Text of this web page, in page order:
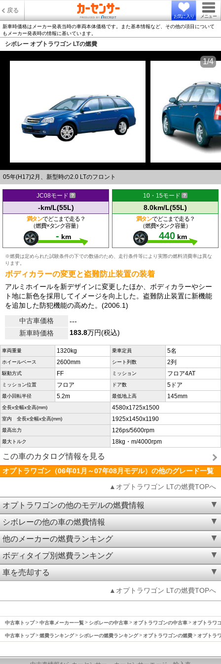
戻る
お気に入り メニュー
新車時価格はメーカー発表当時の車両本体価格です。また基本情報など、その他の項目について
もメーカー発表時の情報に基いています。
シボレー オプトラワゴン LTの燃費
05年(H17)2月、新型時の2.0 LTのフロント
1/4
JC08モード
-km/L(55L)
満タンでどこまで走る？
（燃費×タンク容量）
- km
10・15モード
8.0km/L(55L)
満タンでどこまで走る？
（燃費×タンク容量）
440 km
※燃費は定められた試験条件の下での数値のため、走行条件等により実際の燃料消費率は異な
ります。
ボディカラーの変更と盗難防止装置の装着
アルミホイールを新デザインに変更したほか、ボディカラーやシー
ト地に新色を採用してイメージを向上した。盗難防止装置に新機能
を追加した防犯機能の高めた。(2006.1)
中古車価格
---
新車時価格
183.8万円(税込)
車両重量 1320kg 乗車定員 5名
ホイールベース 2600mm シート列数 2列
駆動方式 FF ミッション フロア4AT
ミッション位置 フロア ドア数 5ドア
最小回転半径 5.2m 最低地上高 145mm
全長x全幅x全高(mm) 4580x1725x1500
室内 全長x全幅x全高(mm) 1925x1450x1190
最高出力 126ps/5600rpm
最大トルク 18kg・m/4000rpm
この車のカタログ情報を見る
オプトラワゴン（06年01月～07年08月モデル）の他のグレード一覧
▲オプトラワゴン LTの燃費TOPへ
オプトラワゴンの他のモデルの燃費情報
シボレーの他の車の燃費情報
他のメーカーの燃費ランキング
ボディタイプ別燃費ランキング
車を売却する
▲オプトラワゴン LTの燃費TOPへ
中古車トップ 中古車メーカー一覧 シボレーの中古車 オプトラワゴンの中古車 オプトラワ
中古車トップ 燃費ランキング シボレーの燃費ランキング オプトラワゴンの燃費 オプトラ